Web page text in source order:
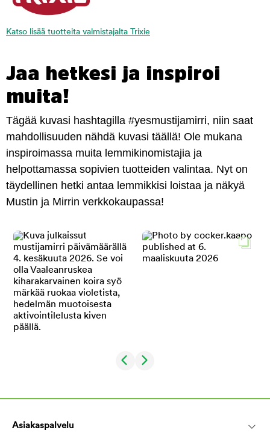
Katso lisää tuotteita valmistajalta Trixie
Jaa hetkesi ja inspiroi
muita!
Tägää kuvasi hashtagilla #yesmustijamirri, niin saat
mahdollisuuden nähdä kuvasi täällä! Ole mukana
inspiroimassa muita lemmikinomistajia ja
helpottamassa sopivien tuotteiden valintaa. Nyt on
täydellinen hetki antaa lemmikkisi loistaa ja näkyä
Mustin ja Mirrin verkkokaupassa!
Asiakaspalvelu